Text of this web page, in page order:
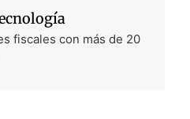
fiscales con más de 20